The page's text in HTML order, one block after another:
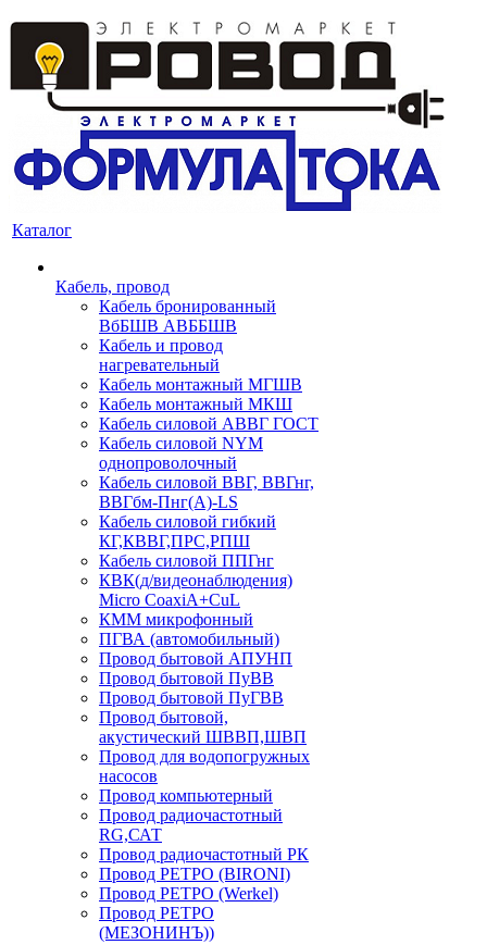
Каталог
Кабель, провод
Кабель бронированный
ВбБШВ АВББШВ
Кабель и провод
нагревательный
Кабель монтажный МГШВ
Кабель монтажный МКШ
Кабель силовой АВВГ ГОСТ
Кабель силовой NYM
однопроволочный
Кабель силовой ВВГ, ВВГнг,
ВВГбм-Пнг(А)-LS
Кабель силовой гибкий
КГ,КВВГ,ПРС,РПШ
Кабель силовой ППГнг
КВК(д/видеонаблюдения)
Micro CoaxiA+CuL
КММ микрофонный
ПГВА (автомобильный)
Провод бытовой АПУНП
Провод бытовой ПуВВ
Провод бытовой ПуГВВ
Провод бытовой,
акустический ШВВП,ШВП
Провод для водопогружных
насосов
Провод компьютерный
Провод радиочастотный
RG,САТ
Провод радиочастотный РК
Провод РЕТРО (BIRONI)
Провод РЕТРО (Werkel)
Провод РЕТРО
(МЕЗОНИНЪ))